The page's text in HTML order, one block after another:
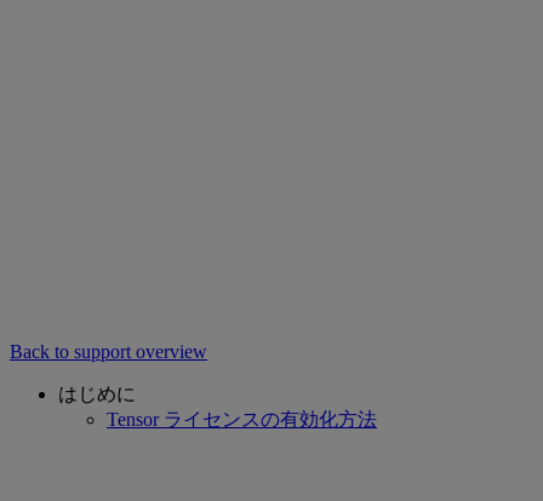
Back to support overview
はじめに
Tensor ライセンスの有効化方法